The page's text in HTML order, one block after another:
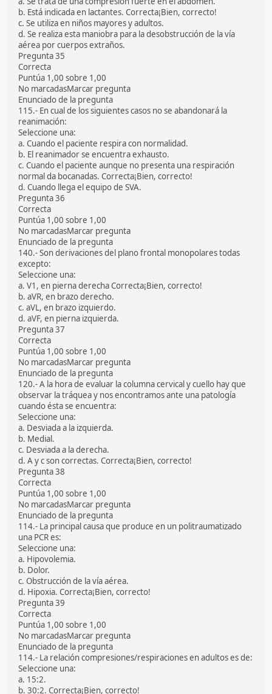
b. Está indicada en lactantes. Correcta¡Bien, correcto!
c. Se utiliza en niños mayores y adultos.
d. Se realiza esta maniobra para la desobstrucción de la vía
aérea por cuerpos extraños.
Pregunta 35
Correcta
Puntúa 1,00 sobre 1,00
No marcadasMarcar pregunta
Enunciado de la pregunta
115.- En cual de los siguientes casos no se abandonará la
reanimación:
Seleccione una:
a. Cuando el paciente respira con normalidad.
b. El reanimador se encuentra exhausto.
c. Cuando el paciente aunque no presenta una respiración
normal da bocanadas. Correcta¡Bien, correcto!
d. Cuando llega el equipo de SVA.
Pregunta 36
Correcta
Puntúa 1,00 sobre 1,00
No marcadasMarcar pregunta
Enunciado de la pregunta
140.- Son derivaciones del plano frontal monopolares todas
excepto:
Seleccione una:
a. V1, en pierna derecha Correcta¡Bien, correcto!
b. aVR, en brazo derecho.
c. aVL, en brazo izquierdo.
d. aVF, en pierna izquierda.
Pregunta 37
Correcta
Puntúa 1,00 sobre 1,00
No marcadasMarcar pregunta
Enunciado de la pregunta
120.- A la hora de evaluar la columna cervical y cuello hay que
observar la tráquea y nos encontramos ante una patología
cuando ésta se encuentra:
Seleccione una:
a. Desviada a la izquierda.
b. Medial.
c. Desviada a la derecha.
d. A y c son correctas. Correcta¡Bien, correcto!
Pregunta 38
Correcta
Puntúa 1,00 sobre 1,00
No marcadasMarcar pregunta
Enunciado de la pregunta
114.- La principal causa que produce en un politraumatizado
una PCR es:
Seleccione una:
a. Hipovolemia.
b. Dolor.
c. Obstrucción de la vía aérea.
d. Hipoxia. Correcta¡Bien, correcto!
Pregunta 39
Correcta
Puntúa 1,00 sobre 1,00
No marcadasMarcar pregunta
Enunciado de la pregunta
114.- La relación compresiones/respiraciones en adultos es de:
Seleccione una:
a. 15:2.
b. 30:2. Correcta¡Bien, correcto!